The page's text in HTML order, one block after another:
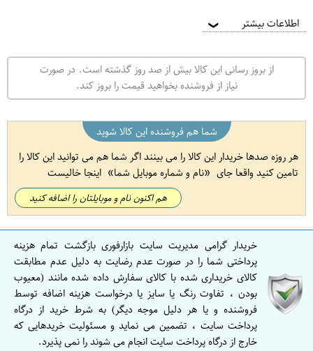
اطلاعات بیشتر ❯
از بروز رسانی این کالا بیش از صد روز گذشته است. در صورت
نیاز از فروشنده بخواهید قیمت را بروز کند.
شما هم فروشنده این کالا شوید
هر روزه صدها خریدار این کالا را می بینند اگر شما هم می توانید این کالا را
تامین کنید واقعا جای
نام و شماره موبایل شما اینجا خالیست
هم اکنون نام و موبایلتان را اضافه کنید
خریدار گرامی مدیریت سایت بازارفوری بازگشت تمام هزینه
پرداختی شما را در صورت عدم رضایت به دلیل عدم مطابقت
کالای خریداری شده با کالای سفارش داده شده مانند (معیوب
بودن ، تفاوت رنگ یا سایز یا درخواست هزینه اضافه توسط
فروشنده و یا هر دلیل موجه دیگر) به شرط خرید از درگاه
پرداخت سایت ، تضمین می نماید و مسئولیت خریدهایی که
خارج از درگاه پرداخت سایت انجام می شوند را نمی پذیرد.